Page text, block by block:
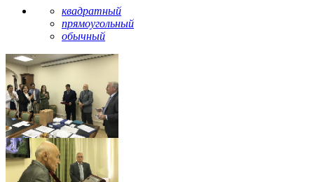
квадратный
прямоугольный
обычный